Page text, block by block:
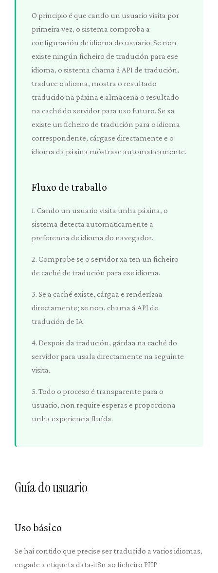
O principio é que cando un usuario visita por
primeira vez, o sistema comproba a
configuración de idioma do usuario. Se non
existe ningún ficheiro de tradución para ese
idioma, o sistema chama á API de tradución,
traduce o idioma, mostra o resultado
traducido na páxina e almacena o resultado
na caché do servidor para uso futuro. Se xa
existe un ficheiro de tradución para o idioma
correspondente, cárgase directamente e o
idioma da páxina móstrase automaticamente.
Fluxo de traballo
1. Cando un usuario visita unha páxina, o
sistema detecta automaticamente a
preferencia de idioma do navegador.
2. Comprobe se o servidor xa ten un ficheiro
de caché de tradución para ese idioma.
3. Se a caché existe, cárgaa e renderízaa
directamente; se non, chama á API de
tradución de IA.
4. Despois da tradución, gárdaa na caché do
servidor para usala directamente na seguinte
visita.
5. Todo o proceso é transparente para o
usuario, non require esperas e proporciona
unha experiencia fluída.
Guía do usuario
Uso básico
Se hai contido que precise ser traducido a varios idiomas,
engade a etiqueta data-i18n ao ficheiro PHP